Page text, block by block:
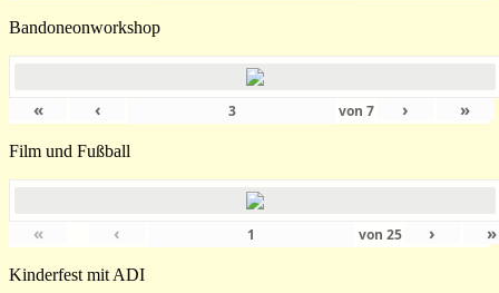
Bandoneonworkshop
« ‹ von7 › »
Film und Fußball
« ‹ von 25 › »
Kinderfest mit ADI